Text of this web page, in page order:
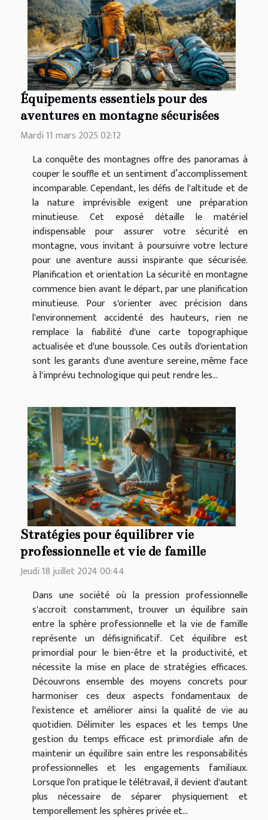
Équipements essentiels pour des
aventures en montagne sécurisées
Mardi 11 mars 2025 02:12
La conquête des montagnes offre des panoramas à
couper le souffle et un sentiment d’accomplissement
incomparable. Cependant, les défis de l'altitude et de
la nature imprévisible exigent une préparation
minutieuse. Cet exposé détaille le matériel
indispensable pour assurer votre sécurité en
montagne, vous invitant à poursuivre votre lecture
pour une aventure aussi inspirante que sécurisée.
Planification et orientation La sécurité en montagne
commence bien avant le départ, par une planification
minutieuse. Pour s'orienter avec précision dans
l'environnement accidenté des hauteurs, rien ne
remplace la fiabilité d'une carte topographique
actualisée et d'une boussole. Ces outils d'orientation
sont les garants d'une aventure sereine, même face
à l'imprévu technologique qui peut rendre les...
Stratégies pour équilibrer vie
professionnelle et vie de famille
Jeudi 18 juillet 2024 00:44
Dans une société où la pression professionnelle
s'accroit constamment, trouver un équilibre sain
entre la sphère professionnelle et la vie de famille
représente un défisignificatif. Cet équilibre est
primordial pour le bien-être et la productivité, et
nécessite la mise en place de stratégies efficaces.
Découvrons ensemble des moyens concrets pour
harmoniser ces deux aspects fondamentaux de
l'existence et améliorer ainsi la qualité de vie au
quotidien. Délimiter les espaces et les temps Une
gestion du temps efficace est primordiale afin de
maintenir un équilibre sain entre les responsabilités
professionnelles et les engagements familiaux.
Lorsque l'on pratique le télétravail, il devient d'autant
plus nécessaire de séparer physiquement et
temporellement les sphères privée et...